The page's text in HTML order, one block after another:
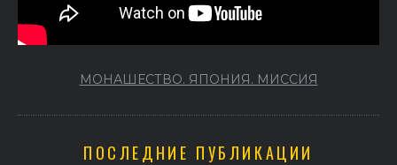
МОНАШЕСТВО. ЯПОНИЯ. МИССИЯ
ПОСЛЕДНИЕ ПУБЛИКАЦИИ